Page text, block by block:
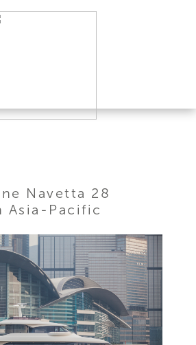
Navetta 28
Asia-Pacific